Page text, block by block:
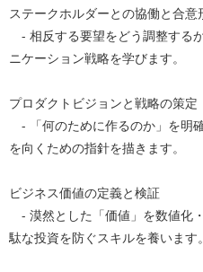
ステークホルダーとの協働と合意
- 相反する要望をどう調整する
ニケーション戦略を学びます。
プロダクトビジョンと戦略の策定
- 「何のために作るのか」を明
を向くための指針を描きます。
ビジネス価値の定義と検証
- 漠然とした「価値」を数値化
駄な投資を防ぐスキルを養います。